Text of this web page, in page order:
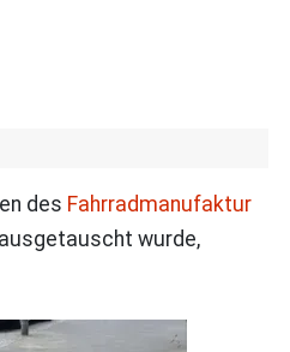
des Fahrradmanufaktur
wurde,